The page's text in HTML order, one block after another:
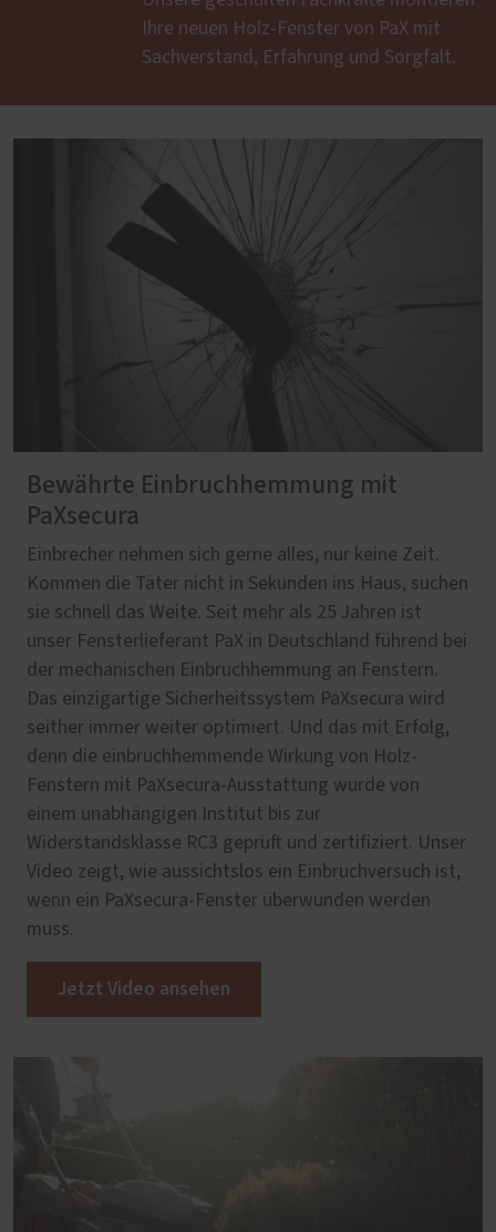
Ihre neuen Holz-Fenster von PaX mit
Sachverstand, Erfahrung und Sorgfalt.
Bewährte Einbruchhemmung mit
PaXsecura
Einbrecher nehmen sich gerne alles, nur keine Zeit.
Kommen die Täter nicht in Sekunden ins Haus, suchen
sie schnell das Weite. Seit mehr als 25 Jahren ist
unser Fensterlieferant PaX in Deutschland führend bei
der mechanischen Einbruchhemmung an Fenstern.
Das einzigartige Sicherheitssystem PaXsecura wird
seither immer weiter optimiert. Und das mit Erfolg,
denn die einbruchhemmende Wirkung von Holz-
Fenstern mit PaXsecura-Ausstattung wurde von
einem unabhängigen Institut bis zur
Widerstandsklasse RC3 geprüft und zertifiziert. Unser
Video zeigt, wie aussichtslos ein Einbruchversuch ist,
wenn ein PaXsecura-Fenster überwunden werden
muss.
Jetzt Video ansehen